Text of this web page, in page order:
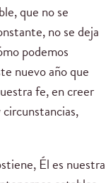
que no se
no se deja
podemos
nuevo año que
fe, en creer
Él es nuestra